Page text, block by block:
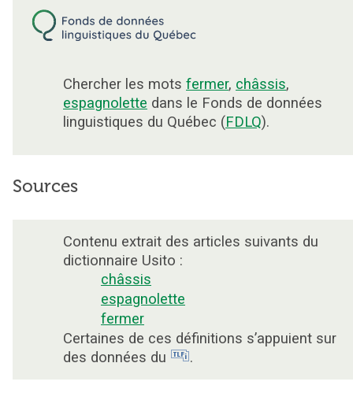
Chercher les mots fermer, châssis,
espagnolette dans le Fonds de données
linguistiques du Québec (FDLQ).
Sources
Contenu extrait des articles suivants du
dictionnaire Usito :
châssis
espagnolette
fermer
Certaines de ces définitions s’appuient sur
des données du
.